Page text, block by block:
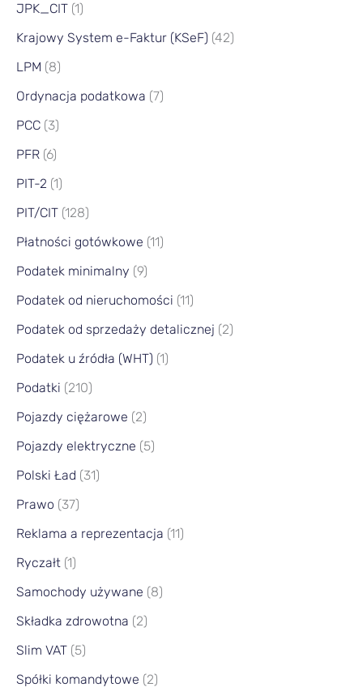
JPK_CIT (1)
Krajowy System e-Faktur (KSeF) (42)
LPM (8)
Ordynacja podatkowa (7)
PCC (3)
PFR (6)
PIT-2 (1)
PIT/CIT (128)
Płatności gotówkowe (11)
Podatek minimalny (9)
Podatek od nieruchomości (11)
Podatek od sprzedaży detalicznej (2)
Podatek u źródła (WHT) (1)
Podatki (210)
Pojazdy ciężarowe (2)
Pojazdy elektryczne (5)
Polski Ład (31)
Prawo (37)
Reklama a reprezentacja (11)
Ryczałt (1)
Samochody używane (8)
Składka zdrowotna (2)
Slim VAT (5)
Spółki komandytowe (2)